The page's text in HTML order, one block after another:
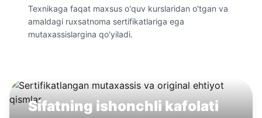
Texnikaga faqat maxsus o'quv kurslaridan o'tgan va
amaldagi ruxsatnoma sertifikatlariga ega
mutaxassislargina qo'yiladi.
Sifatning ishonchli kafolati